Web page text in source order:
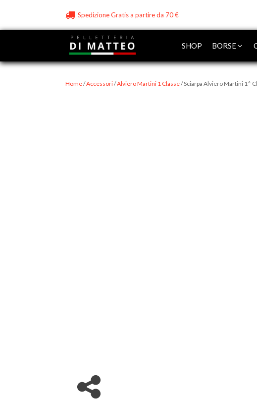
Spedizione Gratis a partire da 70 €
SHOP BORSE
Home/Accessori/Alviero Martini 1 Classe/ Sciarpa Alviero Martini 1^